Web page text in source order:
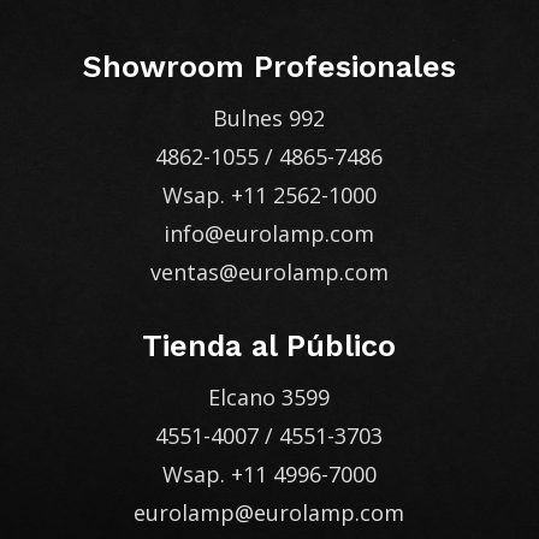
Showroom Profesionales
Bulnes 992
4862-1055 / 4865-7486
Wsap. +11 2562-1000
info@eurolamp.com
ventas@eurolamp.com
Tienda al Público
Elcano 3599
4551-4007 / 4551-3703
Wsap. +11 4996-7000
eurolamp@eurolamp.com